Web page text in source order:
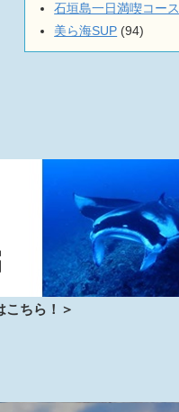
石垣島一日満喫コース
美ら海SUP (94)
こちら！＞